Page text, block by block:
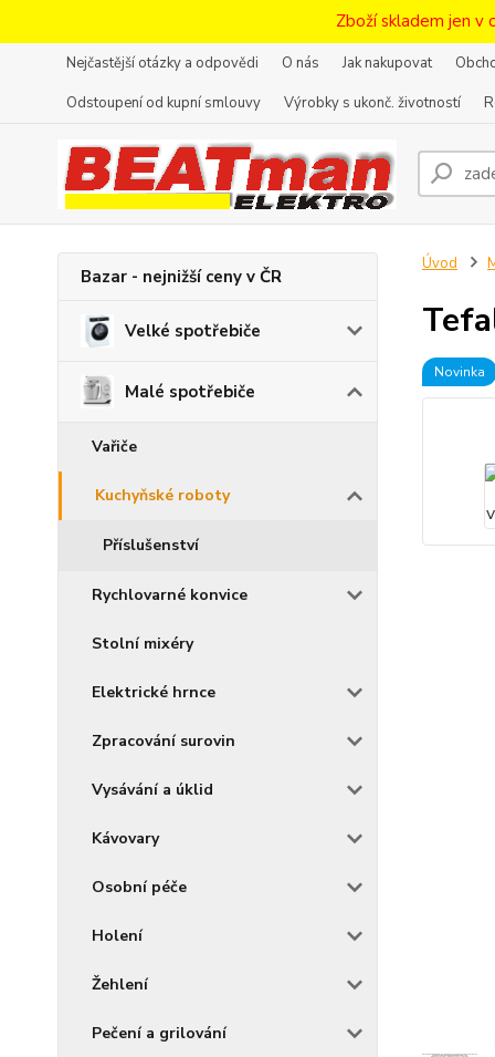
Zboží skladem jen v
Nejčastější otázky a odpovědi O nás Jak nakupovat
Odstoupení od kupní smlouvy
Výrobky s ukonč. životností
Bazar - nejnižší ceny v ČR
Velké spotřebiče
Malé spotřebiče
Vařiče
Kuchyňské roboty
Příslušenství
Rychlovarné konvice
Stolní mixéry
Elektrické hrnce
Zpracování surovin
Vysávání a úklid
Kávovary
Osobní péče
Holení
Žehlení
Pečení a grilování
Úvod
Novinka